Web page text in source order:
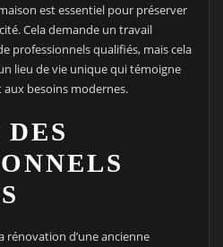
est essentiel pour préserver
Cela demande un travail
professionnels qualifiés, mais cela
lieu de vie unique qui témoigne
besoins modernes.
rénovation d’une ancienne